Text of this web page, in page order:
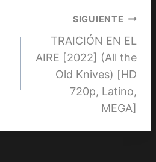
SIGUIENTE
TRAICIÓN EN EL
AIRE [2022] (All the
Old Knives) [HD
720p, Latino,
MEGA]